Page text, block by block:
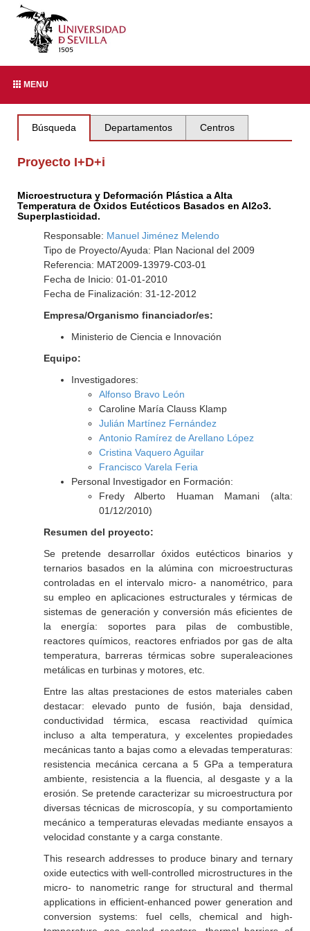
MENU
Búsqueda Departamentos Centros
Proyecto I+D+i
Microestructura y Deformación Plástica a Alta
Temperatura de Óxidos Eutécticos Basados en Al2o3.
Superplasticidad.
Responsable: Manuel Jiménez Melendo
Tipo de Proyecto/Ayuda: Plan Nacional del 2009
Referencia: MAT2009-13979-C03-01
Fecha de Inicio: 01-01-2010
Fecha de Finalización: 31-12-2012
Empresa/Organismo financiador/es:
Ministerio de Ciencia e Innovación
Equipo:
Investigadores:
Alfonso Bravo León
Caroline María Clauss Klamp
Julián Martínez Fernández
Antonio Ramírez de Arellano López
Cristina Vaquero Aguilar
Francisco Varela Feria
Personal Investigador en Formación:
Fredy Alberto Huaman Mamani (alta:
01/12/2010)
Resumen del proyecto:
Se pretende desarrollar óxidos eutécticos binarios y
ternarios basados en la alúmina con microestructuras
controladas en el intervalo micro- a nanométrico, para
su empleo en aplicaciones estructurales y térmicas de
sistemas de generación y conversión más eficientes de
la energía: soportes para pilas de combustible,
reactores químicos, reactores enfriados por gas de alta
temperatura, barreras térmicas sobre superaleaciones
metálicas en turbinas y motores, etc.
Entre las altas prestaciones de estos materiales caben
destacar: elevado punto de fusión, baja densidad,
conductividad térmica, escasa reactividad química
incluso a alta temperatura, y excelentes propiedades
mecánicas tanto a bajas como a elevadas temperaturas:
resistencia mecánica cercana a 5 GPa a temperatura
ambiente, resistencia a la fluencia, al desgaste y a la
erosión. Se pretende caracterizar su microestructura por
diversas técnicas de microscopía, y su comportamiento
mecánico a temperaturas elevadas mediante ensayos a
velocidad constante y a carga constante.
This research addresses to produce binary and ternary
oxide eutectics with well-controlled microstructures in the
micro- to nanometric range for structural and thermal
applications in efficient-enhanced power generation and
conversion systems: fuel cells, chemical and high-